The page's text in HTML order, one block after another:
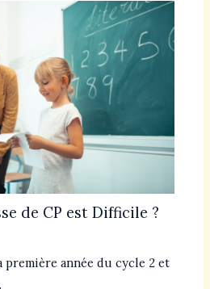
de CP est Difficile ?
première année du cycle 2 et